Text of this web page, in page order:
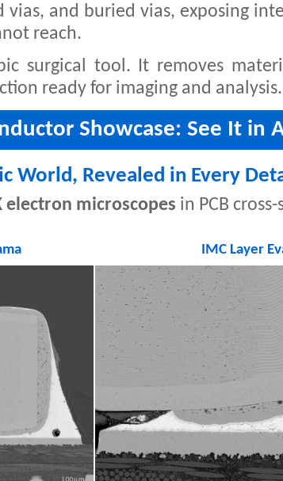
and buried vias, exposing
reach.
surgical tool. It removes
ready for imaging and analysis.
Showcase: See It in
World, Revealed in Every
electron microscopes in PCB
IMC Layer